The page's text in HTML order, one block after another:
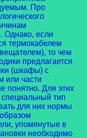
Про
если
термокабелем
то чем
предлагается
(шкафы) с
или части
понятно. Для этих
тип
для них нормы
упомянутые в
необходимо